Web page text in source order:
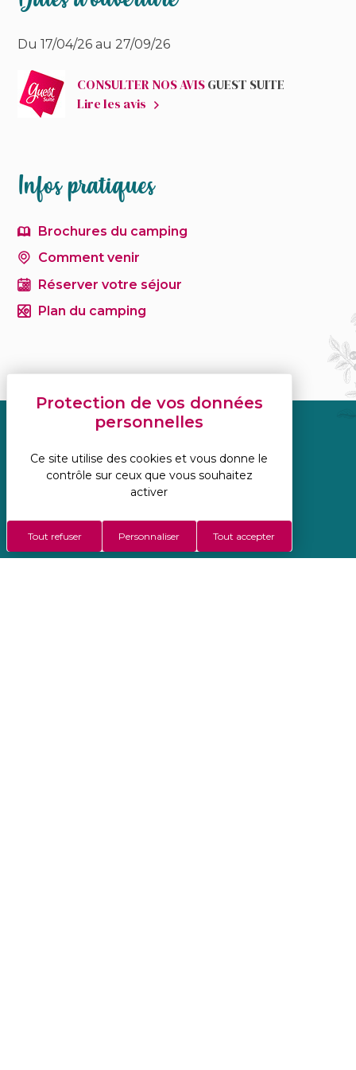
Du 17/04/26 au 27/09/26
CONSULTER NOS AVISGUEST SUITE
Lire les avis
Infos pratiques
Brochures du camping
Comment venir
Réserver votre séjour
Plan du camping
Réalisation Koredge
Mentions légales
Politique de confidentialité
Conditions Générales De Vente
Ce site utilise des cookies et vous donne le
contrôle sur ceux que vous souhaitez
activer
Tout accepter
Tout refuser Personnaliser